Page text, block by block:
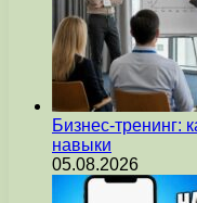
Бизнес-тренинг:
навыки
05.08.2026